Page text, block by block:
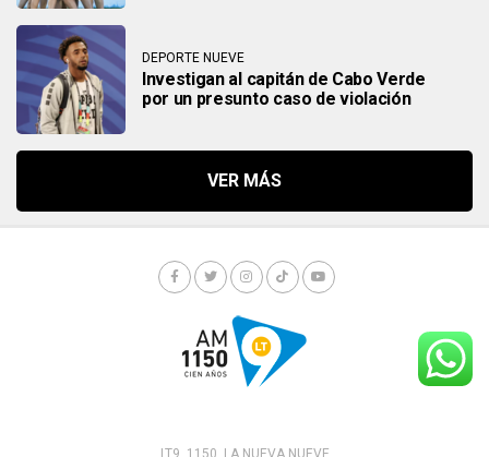
DEPORTE NUEVE
Investigan al capitán de Cabo Verde
por un presunto caso de violación